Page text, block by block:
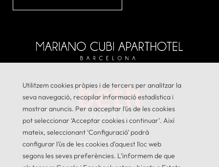
© 2026GNA Hotel Solutions
Utilitzem cookies pròpies i de tercers per analitzar la
seva navegació, recopilar informació estadística i
mostrar anuncis. Per a acceptar l’ús de les cookies
pot seleccionar ‘Acceptar cookies i continuar’. Així
mateix, seleccionant ‘Configuració’ podrà
configurar l’ús de les cookies d’aquest lloc web
segons les seves preferències. L’informem de que